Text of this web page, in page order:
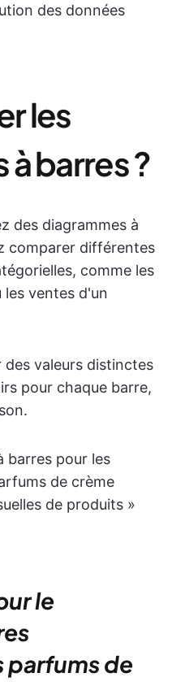
des données
les
barres ?
des diagrammes à
comparer différentes
comme les
les ventes d'un
des valeurs distinctes
pour chaque barre,
barres pour les
de crème
de produits »
le
parfums de